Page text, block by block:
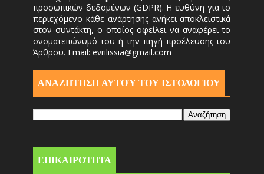
προσωπικών δεδομένων (GDPR). Η ευθύνη για το
περιεχόμενο κάθε ανάρτησης ανήκει αποκλειστικά
στον συντάκτη, ο οποίος οφείλει να αναφέρει το
ονοματεπώνυμό του ή την πηγή προέλευσης του
Άρθρου. Email: evrilissia@gmail.com
ΑΝΑΖΗΤΗΣΗ ΑΥΤΟΎ ΤΟΥ ΙΣΤΟΛΟΓΙΟΥ
ΕΠΙΚΑΙΡΟΤΗΤΑ